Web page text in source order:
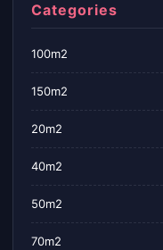
Categories
100m2
150m2
20m2
40m2
50m2
70m2